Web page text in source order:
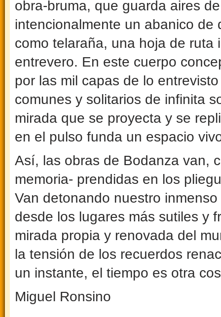
obra-bruma, que guarda aires
intencionalmente un abanico de
como telaraña, una hoja de ruta
entrevero. En este cuerpo
por las mil capas de lo
comunes y solitarios de infini­ta
mirada que se proyecta y se
en el pulso funda un espacio
Así, las obras de Bodanza van,
memoria- prendidas en los
Van deto­nando nuestro
desde los lugares más sutiles y
mirada propia y renovada del
la tensión de los recuerdos
un instante, el tiempo es otra
Miguel Ronsino